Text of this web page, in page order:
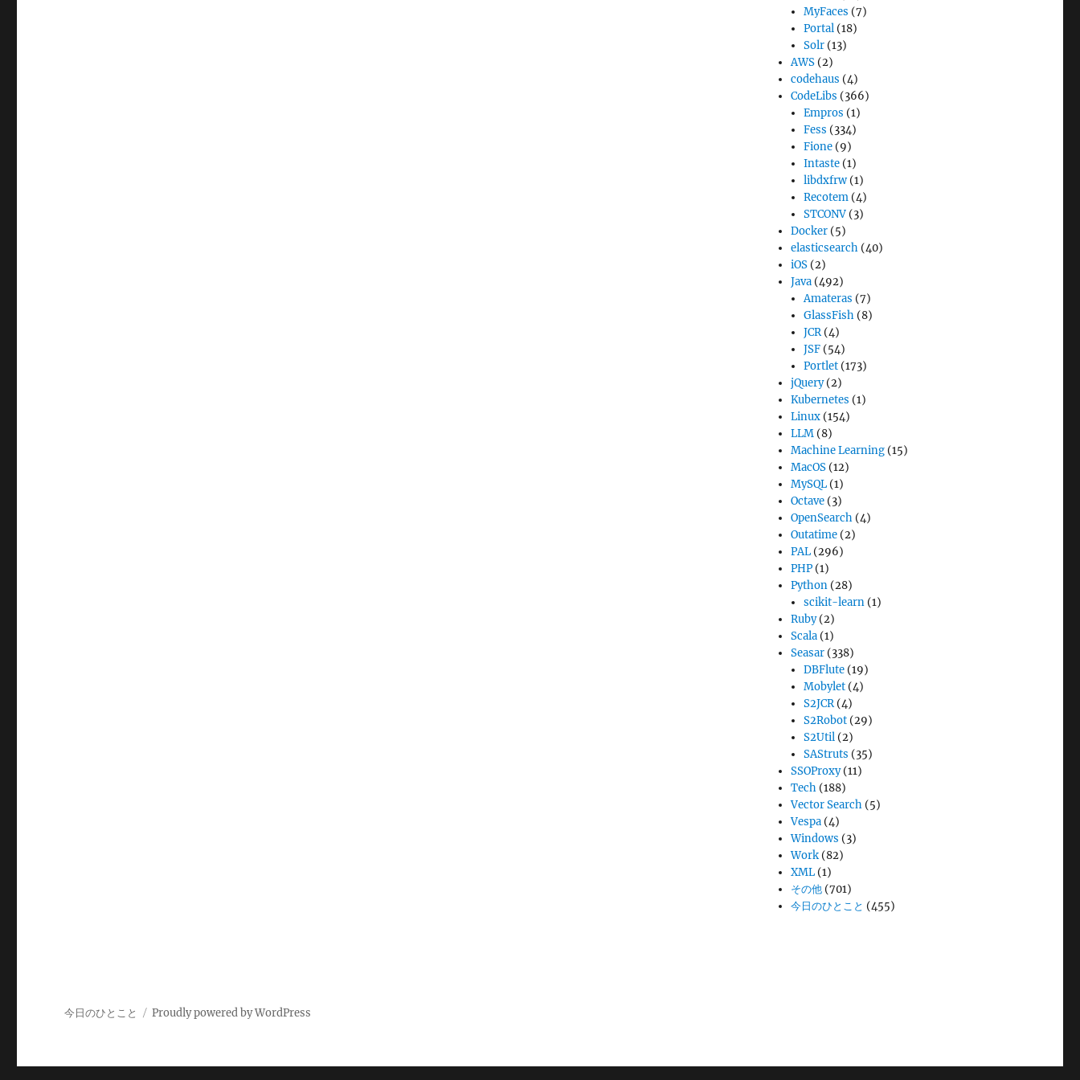
MyFaces (7)
Portal (18)
Solr (13)
AWS (2)
codehaus (4)
CodeLibs (366)
Empros (1)
Fess (334)
Fione (9)
Intaste (1)
libdxfrw (1)
Recotem (4)
STCONV (3)
Docker (5)
elasticsearch (40)
iOS (2)
Java (492)
Amateras (7)
GlassFish (8)
JCR(4)
JSF (54)
Portlet (173)
jQuery(2)
Kubernetes (1)
Linux (154)
LLM (8)
Machine Learning (15)
MacOS (12)
MySQL (1)
Octave (3)
OpenSearch (4)
Outatime (2)
PAL (296)
PHP (1)
Python (28)
scikit-learn (1)
Ruby(2)
Scala (1)
Seasar (338)
DBFlute (19)
Mobylet (4)
S2JCR(4)
S2Robot (29)
S2Util (2)
SAStruts (35)
SSOProxy(11)
Tech (188)
Vector Search (5)
Vespa (4)
Windows (3)
Work (82)
XML (1)
その他 (701)
今日のひとこと (455)
今日のひとこと Proudly powered by WordPress